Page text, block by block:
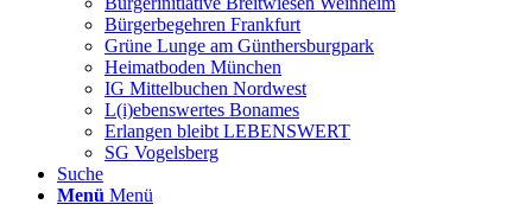
Bürgerbegehren Frankfurt
Grüne Lunge am Günthersburgpark
Heimatboden München
IG Mittelbuchen Nordwest
L(i)ebenswertes Bonames
Erlangen bleibt LEBENSWERT
SG Vogelsberg
Suche
Menü Menü